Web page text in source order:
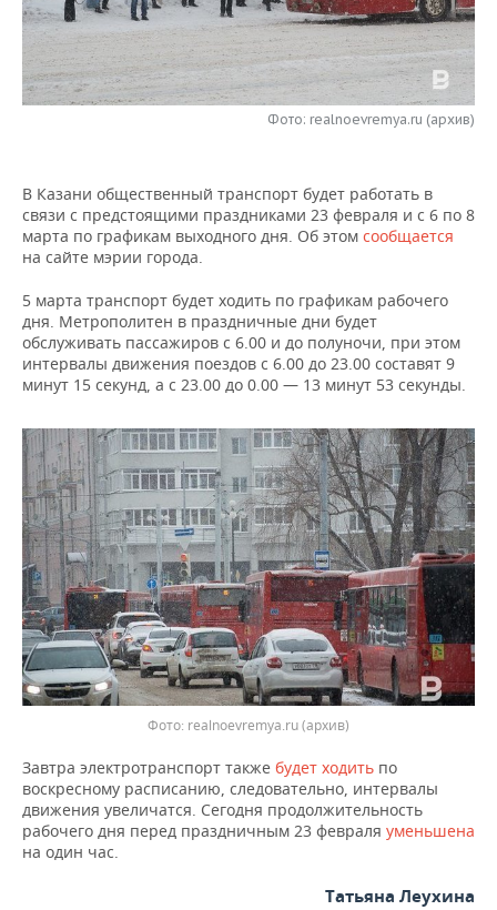
НЕФТЕХИМИЯ
НЕФТЬ
ОПК
РОЗНИЧНАЯ ТОРГОВЛЯ
ТРАНСПОРТ
НОВОСТИ ТЕХНОЛОГИЙ
IT
ТЕЛЕКОММУНИКАЦИИ
МЕРОПРИЯТИЯ
НОВОСТИ МЕРОПРИЯТИЙ
БИЗНЕС-БРАНЧИ
ONLINE-КОНФЕРЕНЦИИ
ОТКРЫТАЯ ЛЕКЦИЯ
СПОРТ
ФУТБОЛ
ХОККЕЙ
БАСКЕТБОЛ
ВОЛЕЙБОЛ
КИБЕРСПОРТ
ФИГУРНОЕ КАТАНИЕ
ВОДНЫЕ ВИДЫ СПОРТА
ХОККЕЙ С МЯЧОМ
НОВОСТИ ОБЩЕСТВА
ВЛАСТЬ
ИНФРАСТРУКТУРА
ИСТОРИЯ
КУЛЬТУРА
МЕДИЦИНА
ОБРАЗОВАНИЕ
ПРОИСШЕСТВИЯ
ФОТОГАЛЕРЕЯ
СЮЖЕТЫ
СПРАВОЧНИК
СПИСОК ПЕРСОН
СПИСОК КОМПАНИЙ
ПОЛНАЯ ВЕРСИЯ
Фото: realnoevremya.ru (архив)
В Казани общественный транспорт будет работать в
связи с предстоящими праздниками 23 февраля и с 6 по 8
марта по графикам выходного дня. Об этом сообщается
на сайте мэрии города.
5 марта транспорт будет ходить по графикам рабочего
дня. Метрополитен в праздничные дни будет
обслуживать пассажиров с 6.00 и до полуночи, при этом
интервалы движения поездов с 6.00 до 23.00 составят 9
минут 15 секунд, а с 23.00 до 0.00 — 13 минут 53 секунды.
Фото: realnoevremya.ru (архив)
Завтра электротранспорт также будет ходить по
воскресному расписанию, следовательно, интервалы
движения увеличатся. Сегодня продолжительность
рабочего дня перед праздничным 23 февраля уменьшена
на один час.
Татьяна Леухина